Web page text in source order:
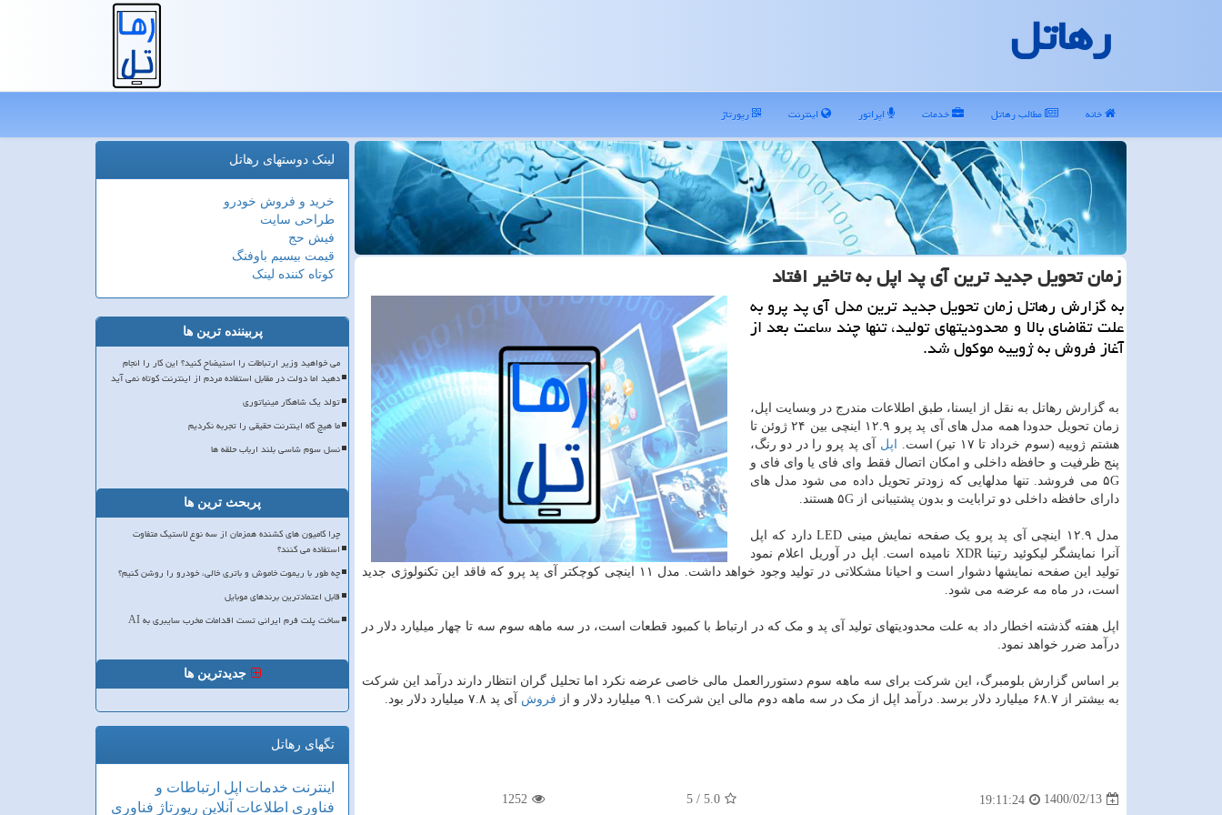
رهاتل
خانه مطالب رهاتل خدمات اپراتور اینترنت رپورتاژ
زمان تحویل جدید ترین آی پد اپل به تاخیر افتاد
به گزارش رهاتل زمان تحویل جدید ترین مدل آی پد پرو به
علت تقاضای بالا و محدودیتهای تولید، تنها چند ساعت بعد از
آغاز فروش به ژوییه موکول شد.
به گزارش رهاتل به نقل از ایسنا، طبق اطلاعات مندرج در وبسایت اپل،
زمان تحویل حدودا همه مدل های آی پد پرو ۱۲.۹ اینچی بین ۲۴ ژوئن تا
هشتم ژوییه (سوم خرداد تا ۱۷ تیر) است.
اپل آی پد پرو را در دو رنگ،
پنج ظرفیت و حافظه داخلی و امکان اتصال فقط وای فای یا وای فای و
۵G می فروشد. تنها مدلهایی که زودتر تحویل داده می شود مدل های
دارای حافظه داخلی دو ترابایت و بدون پشتیبانی از ۵G هستند.
مدل ۱۲.۹ اینچی آی پد پرو یک صفحه نمایش مینی LED دارد که اپل
آنرا نمایشگر لیکوئید رتینا XDR نامیده است. اپل در آوریل اعلام نمود
تولید این صفحه نمایشها دشوار است و احیانا مشکلاتی در تولید وجود خواهد داشت. مدل ۱۱ اینچی کوچکتر آی پد پرو که فاقد این تکنولوژی جدید
است، در ماه مه عرضه می شود.
اپل هفته گذشته اخطار داد به علت محدودیتهای تولید آی پد و مک که در ارتباط با کمبود قطعات است، در سه ماهه سوم سه تا چهار میلیارد دلار در
درآمد ضرر خواهد نمود.
بر اساس گزارش بلومبرگ، این شرکت برای سه ماهه سوم دستوررالعمل مالی خاصی عرضه نکرد اما تحلیل گران انتظار دارند درآمد این شرکت
به بیشتر از ۶۸.۷ میلیارد دلار برسد. درآمد اپل از مک در سه ماهه دوم مالی این شرکت ۹.۱ میلیارد دلار و از
فروش آی پد ۷.۸ میلیارد دلار بود.
1400/02/13
19:11:24
5.0
/
5
1252
لینک دوستهای رهاتل
خرید و فروش خودرو
طراحی سایت
فیش حج
قیمت بیسیم باوفنگ
کوتاه کننده لینک
پربیننده ترین ها
می خواهید وزیر ارتباطات را استیضاح کنید؟ این کار را انجام
دهید اما دولت در مقابل استفاده مردم از اینترنت کوتاه نمی آید
تولد یک شاهکار مینیاتوری
ما هیچ گاه اینترنت حقیقی را تجربه نکردیم
نسل سوم شاسی بلند ارباب حلقه ها
پربحث ترین ها
چرا کامیون های کشنده همزمان از سه نوع لاستیک متفاوت
استفاده می کنند؟
چه طور با ریموت خاموش و باتری خالی، خودرو را روشن کنیم؟
قابل اعتمادترین برندهای موبایل
ساخت پلت فرم ایرانی تست اقدامات مخرب سایبری به AI
جدیدترین ها
تگهای رهاتل
اینترنت خدمات اپل ارتباطات و
فناوری اطلاعات آنلاین رپورتاژ فناوری